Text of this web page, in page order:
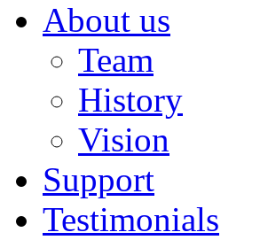
About us
Team
History
Vision
Support
Testimonials